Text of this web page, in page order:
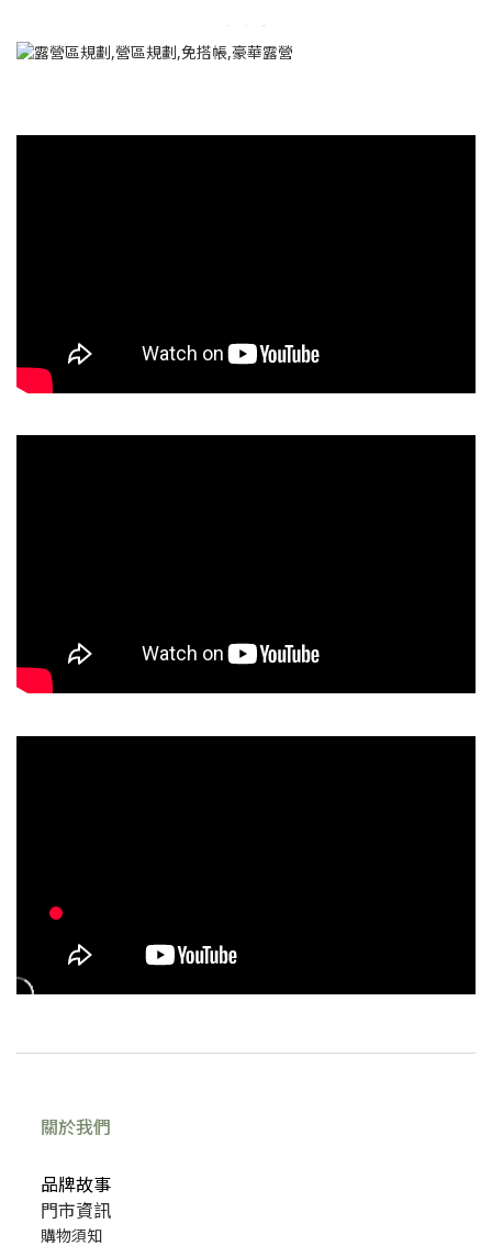
關於我們
品牌故事
門市資訊
購物須知